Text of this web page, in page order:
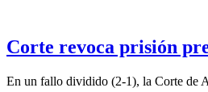
Corte revoca prisión
En un fallo dividido (2-1), la Corte de